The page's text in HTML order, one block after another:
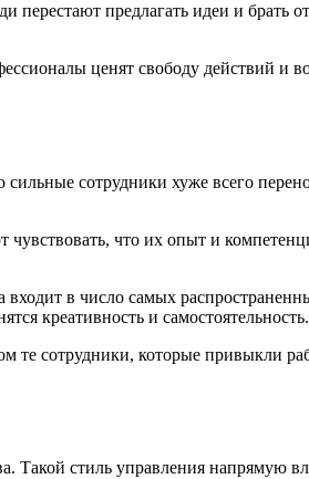
предлагать идеи и брать
ценят свободу действий и
сотрудники хуже всего
что их опыт и
в число самых
креативность и самостоятельность.
те сотрудники, которые привыкли
стиль управления напрямую